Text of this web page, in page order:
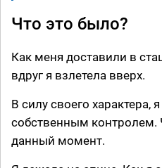
Что это было?
Как меня доставили в
вдруг я взлетела вверх.
В силу своего характера,
собственным контролем.
данный момент.